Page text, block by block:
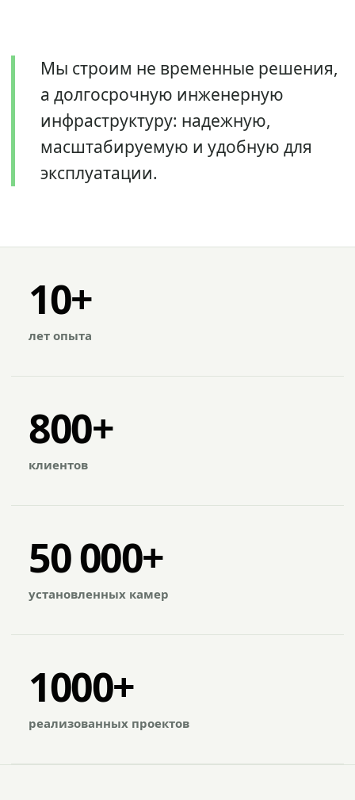
Мы строим не временные решения,
а долгосрочную инженерную
инфраструктуру: надежную,
масштабируемую и удобную для
эксплуатации.
10+
лет опыта
800+
клиентов
50 000+
установленных камер
1000+
реализованных проектов